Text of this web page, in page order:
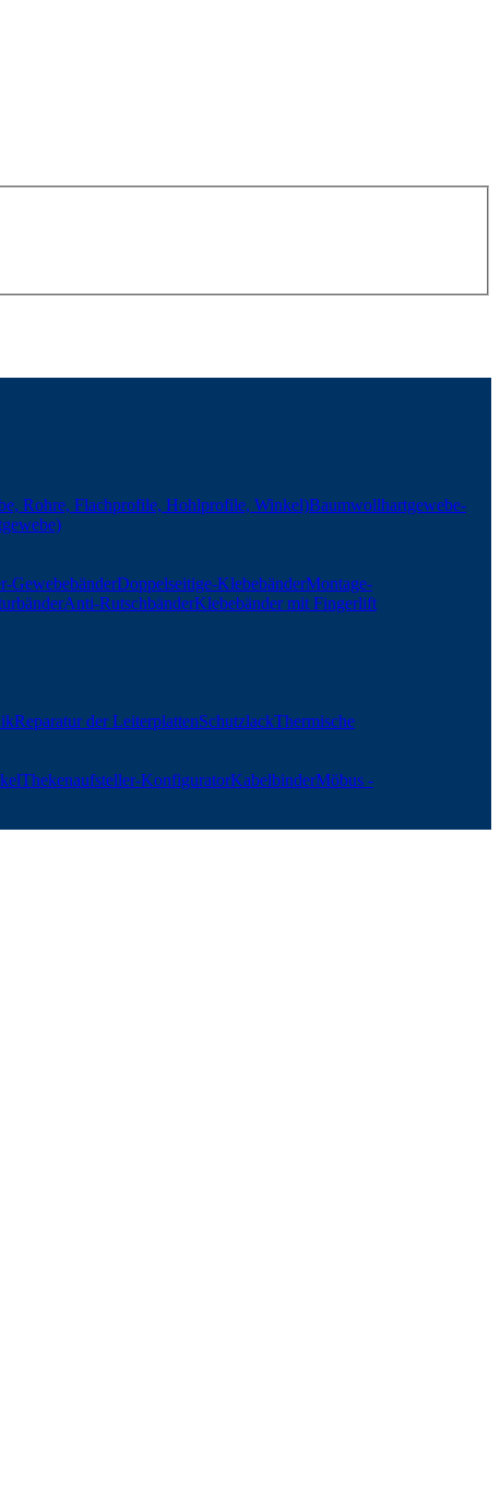
Rohre, Flachprofile, Hohlprofile, Winkel)Baumwollhartgewebe-
GewebebänderDoppelseitige-KlebebänderMontage-
Anti-RutschbänderKlebebänder mit Fingerlift
Reparatur der LeiterplattenSchutzlackThermische
Thekenaufsteller-KonfiguratorKabelbinderMöbus -